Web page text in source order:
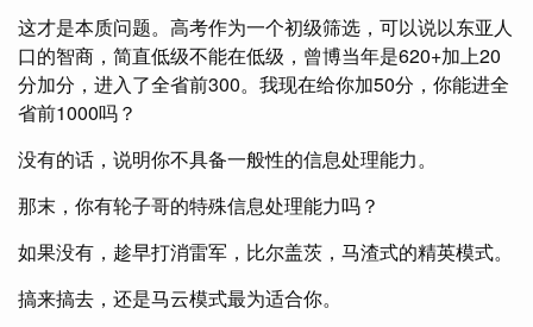
这才是本质问题。高考作为一个初级筛选，可以说以东亚人
口的智商，简直低级不能在低级，曾博当年是620+加上20
分加分，进入了全省前300。我现在给你加50分，你能进全
省前1000吗？
没有的话，说明你不具备一般性的信息处理能力。
那末，你有轮子哥的特殊信息处理能力吗？
如果没有，趁早打消雷军，比尔盖茨，马渣式的精英模式。
搞来搞去，还是马云模式最为适合你。